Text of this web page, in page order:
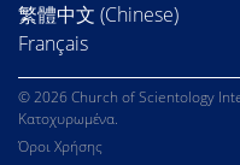
繁體中文 (Chinese)
Français
© 2026 Church of Scientology
Κατοχυρωμένα.
Όροι Χρήσης